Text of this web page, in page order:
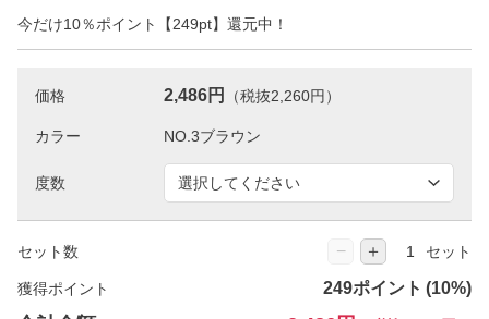
今だけ10％ポイント【249pt】還元中！
価格 2,486円 （税抜2,260円）
カラー
度数
セット数 − ＋ セット
獲得ポイント 249ポイント